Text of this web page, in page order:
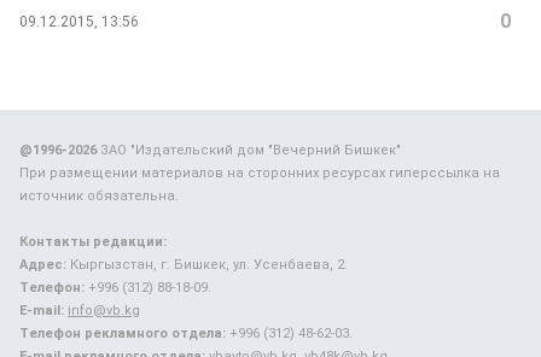
09.12.2015, 13:56 0
@1996-2026ЗАО "Издательский дом "Вечерний Бишкек"
При размещении материалов на сторонних ресурсах гиперссылка на
источник обязательна.
Контакты редакции:
Адрес: Кыргызстан, г. Бишкек, ул. Усенбаева, 2.
Телефон: +996 (312) 88-18-09.
E-mail: info@vb.kg
Телефон рекламного отдела: +996 (312) 48-62-03.